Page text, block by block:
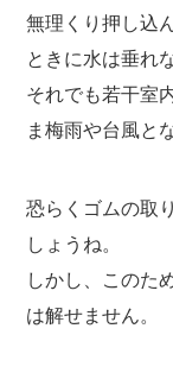
無理くり押し込
ときに水は垂れ
それでも若干室
ま梅雨や台風と
恐らくゴムの取
しょうね。
しかし、このた
は解せません。